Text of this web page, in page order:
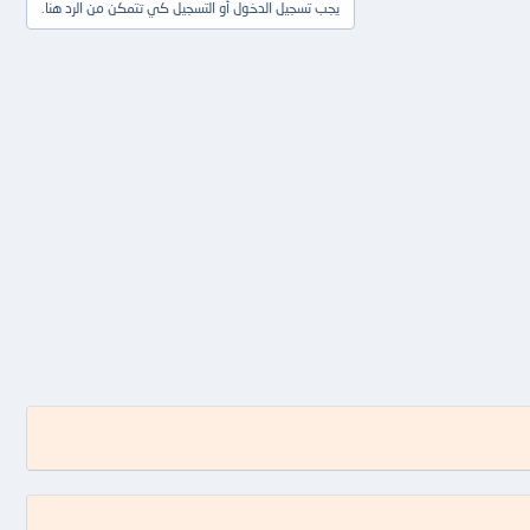
يجب تسجيل الدخول أو التسجيل كي تتمكن من الرد هنا.